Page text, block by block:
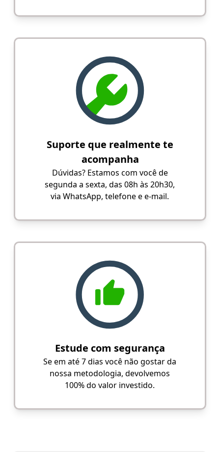
Suporte que realmente te
acompanha
Dúvidas? Estamos com você de
segunda a sexta, das 08h às 20h30,
via WhatsApp, telefone e e-mail.
Estude com segurança
Se em até 7 dias você não gostar da
nossa metodologia, devolvemos
100% do valor investido.